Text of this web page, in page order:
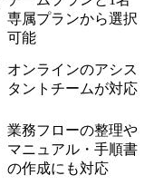
専属プランから選択
可能
オンラインのアシス
タントチームが対応
業務フローの整理や
マニュアル・手順書
の作成にも対応